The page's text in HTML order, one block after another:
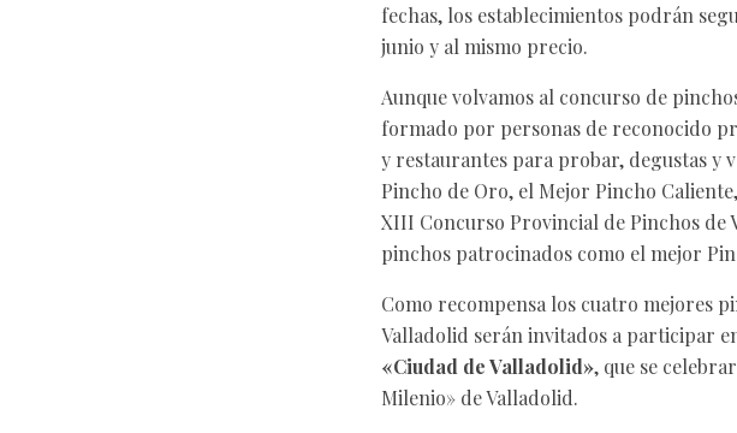
fechas, los establecimientos podrán
junio y al mismo precio.
Aunque volvamos al concurso de
formado por personas de reconocido
y restaurantes para probar, degustas y
Pincho de Oro, el Mejor Pincho
XIII Concurso Provincial de Pinchos
pinchos patrocinados como el mejor
Como recompensa los cuatro mejores
Valladolid serán invitados a participar
«Ciudad de Valladolid», que se
Milenio» de Valladolid.